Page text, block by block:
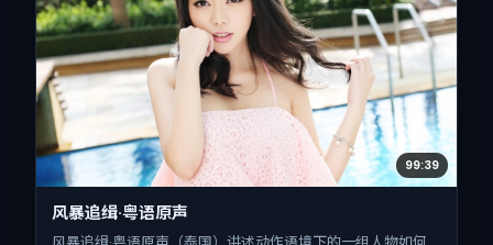
99:39
风暴追缉·粤语原声